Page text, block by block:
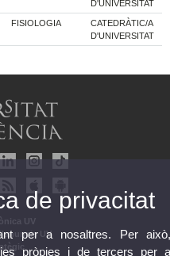
D'UNIVERSITAT
FISIOLOGIA
CATEDRÀTIC/A
D'UNIVERSITAT
UV
UV
de privacitat
per a nosaltres. Per
pròpies i de tercers per